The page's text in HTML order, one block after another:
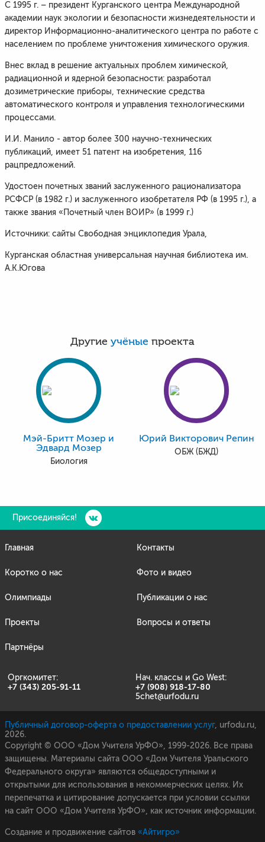
С 1995 г. – президент Курганского центра Международной
академии наук экологии и безопасности жизнедеятельности и
директор Информационно-аналитического центра по работе с
населением по проблеме уничтожения химического оружия.
Внес вклад в решение актуальных проблем химической,
радиационной и ядерной безопасности: разработал
дозиметрические приборы, технические средства
автоматического контроля и управления технологическими
процессами.
И.И. Манило - автор более 300 научно-технических
публикаций, имеет 51 патент на изобретения, 116
рацпредложений.
Удостоен почетных званий заслуженного рационализатора
РСФСР (в 1982 г.) и заслуженного изобретателя РФ (в 1995 г.), а
также звания «Почетный член ВОИР» (в 1999 г.)
Источники: сайты Свободная энциклопедия Урала,
Курганская областная универсальная научная библиотека им.
А.К.Югова
Другие учёные проекта
Мэй-Бритт Мозер и
Эдвард Мозер
Биология
Юрий Викторович Репин
ОБЖ (БЖД)
Присоединяйся!
Главная
Коротко о нас
Олимпиады
Проекты
Партнёры
Контакты
Фото и видео
Публикации о нас
Вопросы и ответы
Оргкомитет: Нач. классы и Go West:
+7 (343) 205-91-11 +7 (908) 918-17-80
5chet@urfodu.ru
Публичный договор-оферта о предоставлении услуг, urfodu.ru,
2026.
Copyright © ООО «Дом Учителя УрФО», 1999-2026. Все права
защищены. Материалы сайта ООО «Дом Учителя Уральского
Федерального округа» являются общедоступными и
открытыми для использования в некоммерческих целях. Их
перепечатка и цитирование допускается при условии ссылки
на сайт ООО «Дом Учителя УрФО», как источник информации.
Создание и продвижение сайтов «Айтигро»